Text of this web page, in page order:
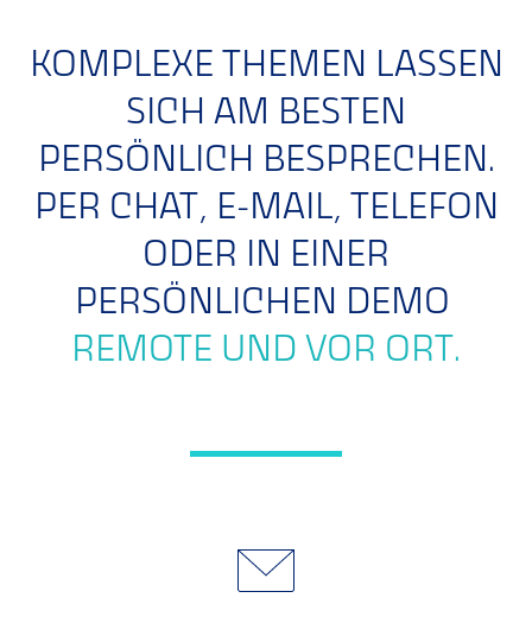
KOMPLEXE THEMEN LASSEN
SICH AM BESTEN
PERSÖNLICH BESPRECHEN.
PER CHAT, E-MAIL, TELEFON
ODER IN EINER
PERSÖNLICHEN DEMO
REMOTE UND VOR ORT.